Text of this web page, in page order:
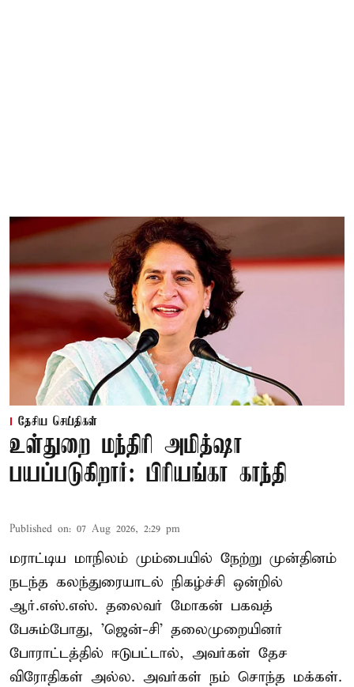
தேசிய செய்திகள்
உள்துறை மந்திரி அமித்ஷா
பயப்படுகிறார்: பிரியங்கா காந்தி
Published on: 07 Aug 2026, 2:29 pm
மராட்டிய மாநிலம் மும்பையில் நேற்று முன்தினம்
நடந்த கலந்துரையாடல் நிகழ்ச்சி ஒன்றில்
ஆர்.எஸ்.எஸ். தலைவர் மோகன் பகவத்
பேசும்போது, 'ஜென்-சி' தலைமுறையினர்
போராட்டத்தில் ஈடுபட்டால், அவர்கள் தேச
விரோதிகள் அல்ல. அவர்கள் நம் சொந்த மக்கள்.